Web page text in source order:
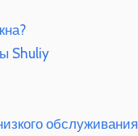
Shuliy
обслуживания